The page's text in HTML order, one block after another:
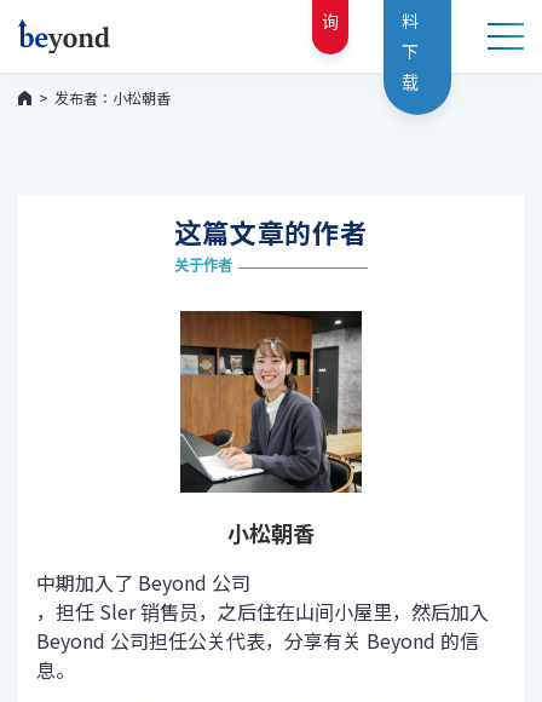
询
料
下
载
发布者：小松朝香
这篇文章的作者
关于作者
小松朝香
中期加入了 Beyond 公司
，担任 Sler 销售员，之后住在山间小屋里，然后加入
Beyond 公司担任公关代表，分享有关 Beyond 的信
息。